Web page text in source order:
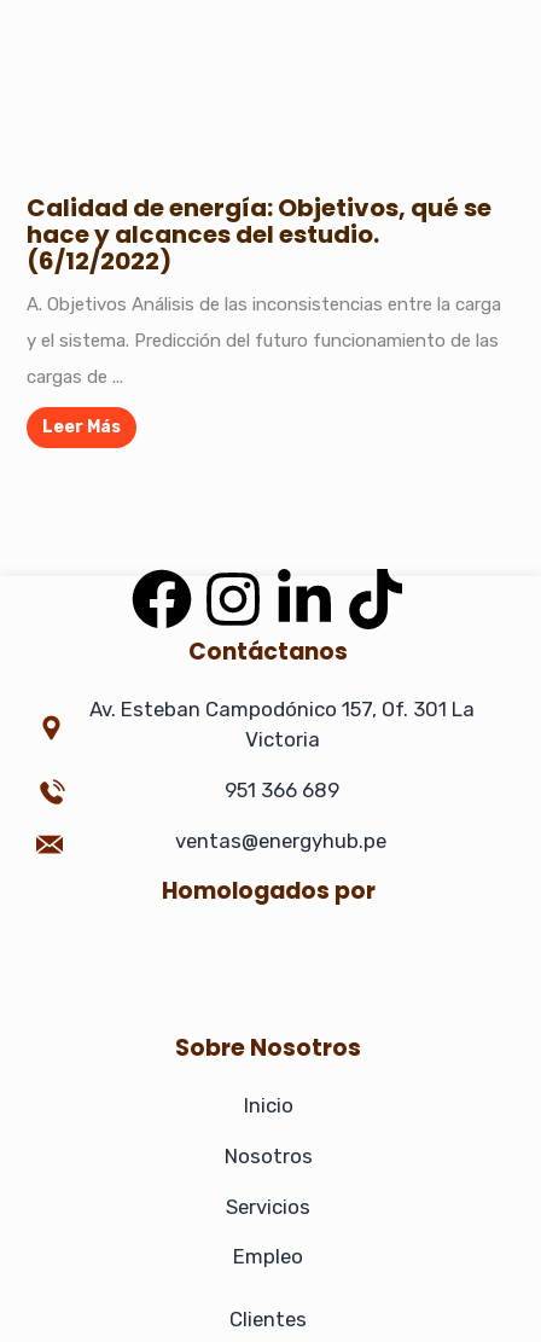
Calidad de energía: Objetivos, qué se
hace y alcances del estudio.
(6/12/2022)
A. Objetivos Análisis de las inconsistencias entre la carga
y el sistema. Predicción del futuro funcionamiento de las
cargas de ...
Leer Más
Sobre Nosotros
Inicio
Nosotros
Servicios
Empleo
Clientes
Homologados por
Contáctanos
Av. Esteban Campodónico 157, Of. 301 La
Victoria
951 366 689
ventas@energyhub.pe
F
a
c
b
o
k
I
n
s
t
a
g
a
m
L
i
n
k
e
d
n
i
n
T
k
o
k